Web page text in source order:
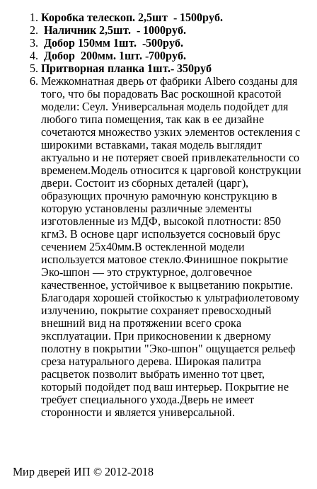
Коробка телескоп. 2,5шт - 1500руб.
Наличник 2,5шт. - 1000руб.
Добор 150мм 1шт. -500руб.
Добор 200мм. 1шт. -700руб.
Притворная планка 1шт.- 350руб
Межкомнатная дверь от фабрики Albero созданы для
того, что бы порадовать Вас роскошной красотой
модели: Сеул. Универсальная модель подойдет для
любого типа помещения, так как в ее дизайне
сочетаются множество узких элементов остекления с
широкими вставками, такая модель выглядит
актуально и не потеряет своей привлекательности со
временем.Модель относится к царговой конструкции
двери. Состоит из сборных деталей (царг),
образующих прочную рамочную конструкцию в
которую установлены различные элементы
изготовленные из МДФ, высокой плотности: 850
кгм3. В основе царг используется сосновый брус
сечением 25х40мм.В остекленной модели
используется матовое стекло.Финишное покрытие
Эко-шпон — это структурное, долговечное
качественное, устойчивое к выцветанию покрытие.
Благодаря хорошей стойкостью к ультрафиолетовому
излучению, покрытие сохраняет превосходный
внешний вид на протяжении всего срока
эксплуатации. При прикосновении к дверному
полотну в покрытии "Эко-шпон" ощущается рельеф
среза натурального дерева. Широкая палитра
расцветок позволит выбрать именно тот цвет,
который подойдет под ваш интерьер. Покрытие не
требует специального ухода.Дверь не имеет
сторонности и является универсальной.
Мир дверей ИП © 2012-2018